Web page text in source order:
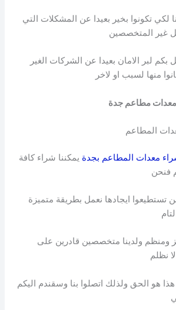
لكي تكونوا بخير بعيدا عن المشكلات التي
غير المتخصصين
بكم لبر الامان بعيدا عن الشركات الغير
منها لسبب او لاخر
مطاعم جدة
المطاعم
معدات المطاعم بجدة يمكننا شراء كافة
فنحن
تستطيعوا ايجادها نعمل بطريقة متميزة
ولدينا متخصصين قادرين على
نظلم
هذا هو الحق ولذلك اتصلوا بنا وسقندم اليكم